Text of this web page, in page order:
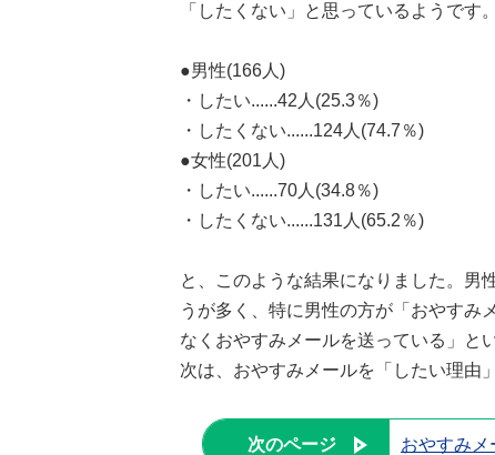
「したくない」と思っているようです
●男性(166人)
・したい......42人(25.3％)
・したくない......124人(74.7％)
●女性(201人)
・したい......70人(34.8％)
・したくない......131人(65.2％)
と、このような結果になりました。男
うが多く、特に男性の方が「おやすみ
なくおやすみメールを送っている」と
次は、おやすみメールを「したい理由
次のページ おやすみメ